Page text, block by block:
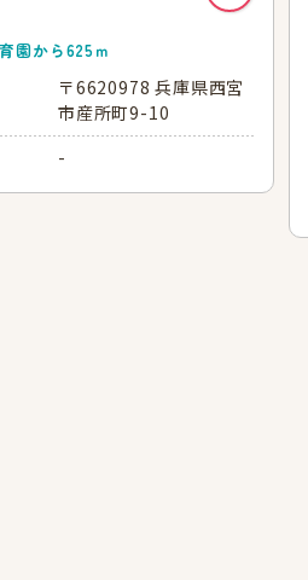
園から625ｍ
〒6620978 兵庫県西宮
市産所町9-10
-